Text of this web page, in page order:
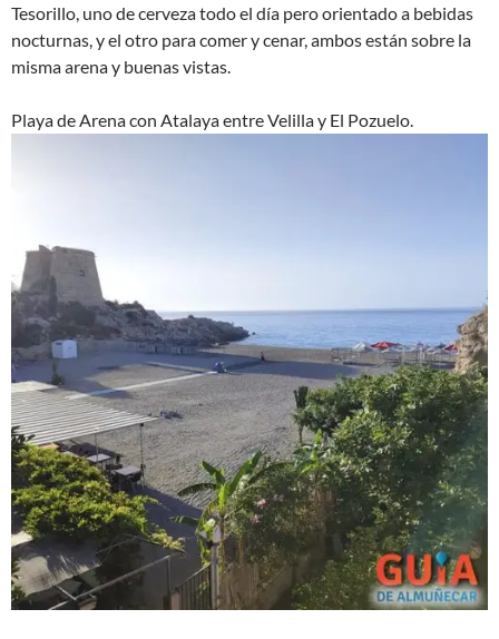
Tesorillo, uno de cerveza todo el día pero orientado a bebidas
nocturnas, y el otro para comer y cenar, ambos están sobre la
misma arena y buenas vistas.
Playa de Arena con Atalaya entre Velilla y El Pozuelo.